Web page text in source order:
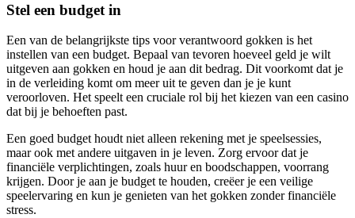
Stel een budget in
Een van de belangrijkste tips voor verantwoord gokken is het
instellen van een budget. Bepaal van tevoren hoeveel geld je wilt
uitgeven aan gokken en houd je aan dit bedrag. Dit voorkomt dat je
in de verleiding komt om meer uit te geven dan je je kunt
veroorloven. Het speelt een cruciale rol bij het kiezen van een casino
dat bij je behoeften past.
Een goed budget houdt niet alleen rekening met je speelsessies,
maar ook met andere uitgaven in je leven. Zorg ervoor dat je
financiële verplichtingen, zoals huur en boodschappen, voorrang
krijgen. Door je aan je budget te houden, creëer je een veilige
speelervaring en kun je genieten van het gokken zonder financiële
stress.